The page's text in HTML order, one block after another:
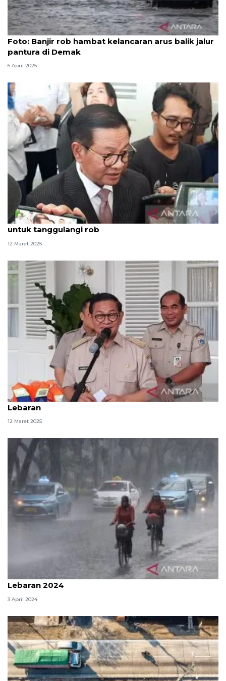
Foto
Foto: Banjir rob hambat kelancaran arus balik jalur
pantura di Demak
6 April 2025
DKI bangun tiga tanggul mitigasi usai Lebaran
untuk tanggulangi rob
12 Maret 2025
DKI jadwalkan bangun tanggul mitigasi setelah
Lebaran
12 Maret 2025
BMKG peringatkan potensi banjir rob saat libur
Lebaran 2024
3 April 2024